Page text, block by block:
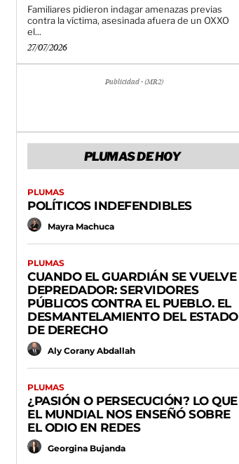
Familiares pidieron indagar amenazas previas
contra la víctima, asesinada afuera de un OXXO
el...
27/07/2026
Publicidad - (MR2)
PLUMAS DE HOY
PLUMAS
POLÍTICOS INDEFENDIBLES
Mayra Machuca
PLUMAS
CUANDO EL GUARDIÁN SE VUELVE
DEPREDADOR: SERVIDORES
PÚBLICOS CONTRA EL PUEBLO. EL
DESMANTELAMIENTO DEL ESTADO
DE DERECHO
Aly Corany Abdallah
PLUMAS
¿PASIÓN O PERSECUCIÓN? LO QUE
EL MUNDIAL NOS ENSEÑÓ SOBRE
EL ODIO EN REDES
Georgina Bujanda